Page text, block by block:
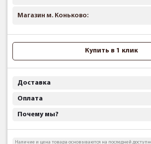
Магазин м. Коньково:
Купить в 1 клик
Доставка
Оплата
Почему мы?
Наличие и цена товара основываются на последней